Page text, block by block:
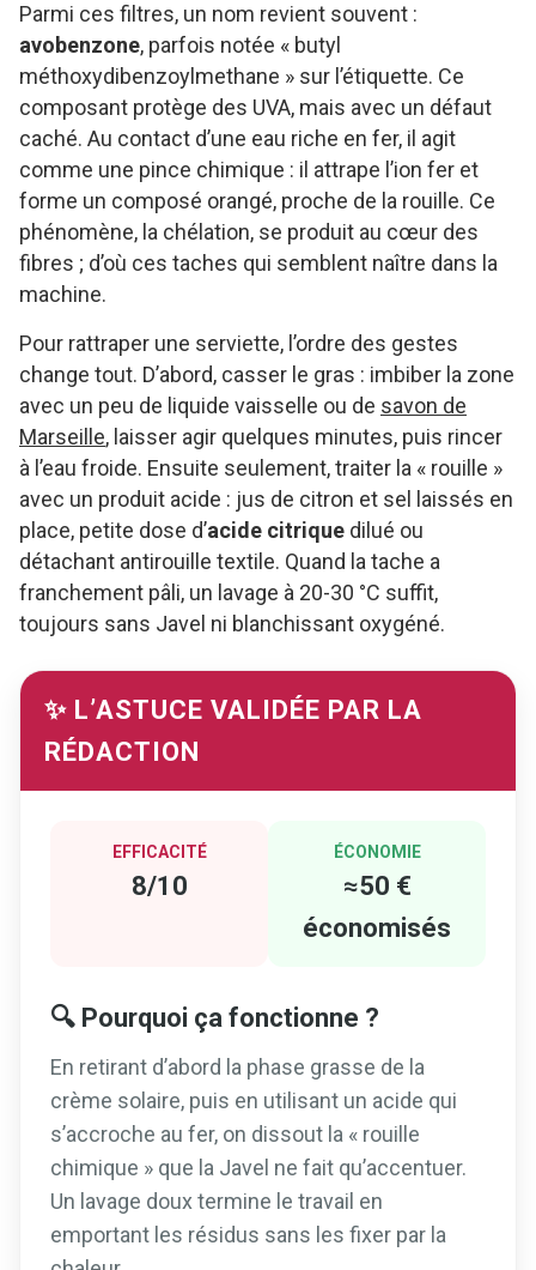
Parmi ces filtres, un nom revient souvent :
avobenzone, parfois notée « butyl
méthoxydibenzoylmethane » sur l’étiquette. Ce
composant protège des UVA, mais avec un défaut
caché. Au contact d’une eau riche en fer, il agit
comme une pince chimique : il attrape l’ion fer et
forme un composé orangé, proche de la rouille. Ce
phénomène, la chélation, se produit au cœur des
fibres ; d’où ces taches qui semblent naître dans la
machine.
Pour rattraper une serviette, l’ordre des gestes
change tout. D’abord, casser le gras : imbiber la zone
avec un peu de liquide vaisselle ou de savon de
Marseille, laisser agir quelques minutes, puis rincer
à l’eau froide. Ensuite seulement, traiter la « rouille »
avec un produit acide : jus de citron et sel laissés en
place, petite dose d’acide citrique dilué ou
détachant antirouille textile. Quand la tache a
franchement pâli, un lavage à 20-30 °C suffit,
toujours sans Javel ni blanchissant oxygéné.
✨ L’ASTUCE VALIDÉE PAR LA
RÉDACTION
EFFICACITÉ
8/10
ÉCONOMIE
≈50 €
économisés
🔍 Pourquoi ça fonctionne ?
En retirant d’abord la phase grasse de la
crème solaire, puis en utilisant un acide qui
s’accroche au fer, on dissout la « rouille
chimique » que la Javel ne fait qu’accentuer.
Un lavage doux termine le travail en
emportant les résidus sans les fixer par la